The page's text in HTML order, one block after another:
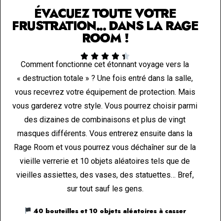
ÉVACUEZ TOUTE VOTRE
FRUSTRATION... DANS LA RAGE
ROOM !
    
Comment fonctionne cet étonnant voyage vers la
« destruction totale » ? Une fois entré dans la salle,
vous recevrez votre équipement de protection. Mais
vous garderez votre style. Vous pourrez choisir parmi
des dizaines de combinaisons et plus de vingt
masques différents. Vous entrerez ensuite dans la
Rage Room et vous pourrez vous déchaîner sur de la
vieille verrerie et 10 objets aléatoires tels que de
vieilles assiettes, des vases, des statuettes… Bref,
sur tout sauf les gens.
40 bouteilles et 10 objets aléatoires à casser